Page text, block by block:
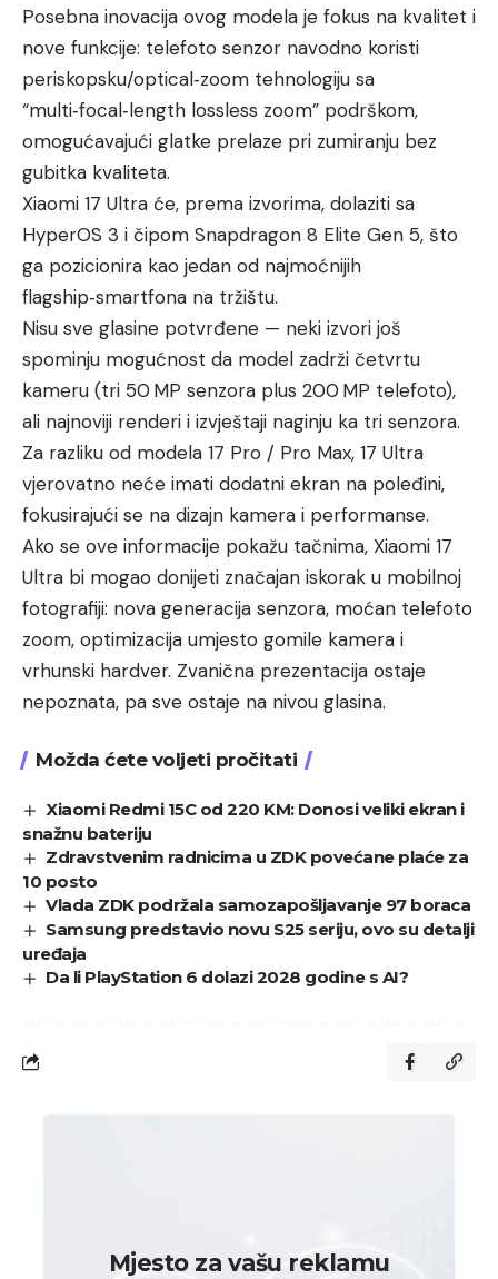
Posebna inovacija ovog modela je fokus na kvalitet i
nove funkcije: telefoto senzor navodno koristi
periskopsku/optical‑zoom tehnologiju sa
“multi‑focal‑length lossless zoom” podrškom,
omogućavajući glatke prelaze pri zumiranju bez
gubitka kvaliteta.
Xiaomi 17 Ultra će, prema izvorima, dolaziti sa
HyperOS 3 i čipom Snapdragon 8 Elite Gen 5, što
ga pozicionira kao jedan od najmoćnijih
flagship‑smartfona na tržištu.
Nisu sve glasine potvrđene — neki izvori još
spominju mogućnost da model zadrži četvrtu
kameru (tri 50 MP senzora plus 200 MP telefoto),
ali najnoviji renderi i izvještaji naginju ka tri senzora.
Za razliku od modela 17 Pro / Pro Max, 17 Ultra
vjerovatno neće imati dodatni ekran na poleđini,
fokusirajući se na dizajn kamera i performanse.
Ako se ove informacije pokažu tačnima, Xiaomi 17
Ultra bi mogao donijeti značajan iskorak u mobilnoj
fotografiji: nova generacija senzora, moćan telefoto
zoom, optimizacija umjesto gomile kamera i
vrhunski hardver. Zvanična prezentacija ostaje
nepoznata, pa sve ostaje na nivou glasina.
Možda ćete voljeti pročitati
Xiaomi Redmi 15C od 220 KM: Donosi veliki ekran i
snažnu bateriju
Zdravstvenim radnicima u ZDK povećane plaće za
10 posto
Vlada ZDK podržala samozapošljavanje 97 boraca
Samsung predstavio novu S25 seriju, ovo su detalji
uređaja
Da li PlayStation 6 dolazi 2028 godine s AI?
Mjesto za vašu reklamu